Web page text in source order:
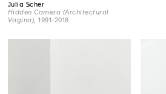
Julia Scher
Hidden Camera (Architectural
Vagina) , 1991-2018